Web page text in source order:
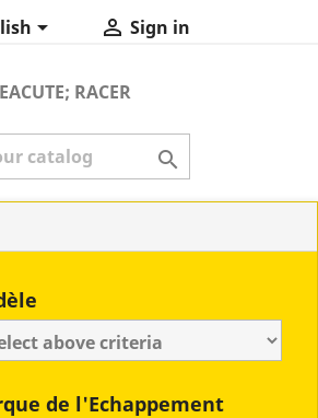
  Sign in
RACER

de l'Echappement